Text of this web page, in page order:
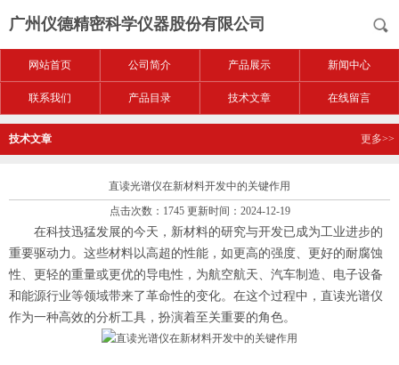
广州仪德精密科学仪器股份有限公司
网站首页 公司简介 产品展示 新闻中心
联系我们 产品目录 技术文章 在线留言
技术文章 更多>>
直读光谱仪在新材料开发中的关键作用
点击次数：1745 更新时间：2024-12-19
在科技迅猛发展的今天，新材料的研究与开发已成为工业进步的
重要驱动力。这些材料以高超的性能，如更高的强度、更好的耐腐蚀
性、更轻的重量或更优的导电性，为航空航天、汽车制造、电子设备
和能源行业等领域带来了革命性的变化。在这个过程中，直读光谱仪
作为一种高效的分析工具，扮演着至关重要的角色。